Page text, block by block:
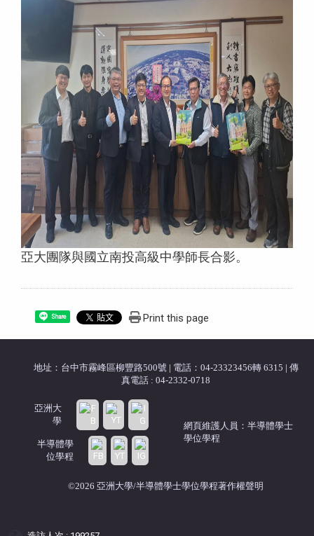
亞大團隊與國立南投高級中學師長合影。
Share Print this page
地址：台中市霧峰區柳豐路500號 | 電話：04-23323456轉 6315 | 傳
真電話 : 04-2332-0718
亞洲大
學
半導體學
位學程
網頁維護人員：半導體學士
學位學程
©2026 亞洲大學/半導體學士學位學程著作權聲明